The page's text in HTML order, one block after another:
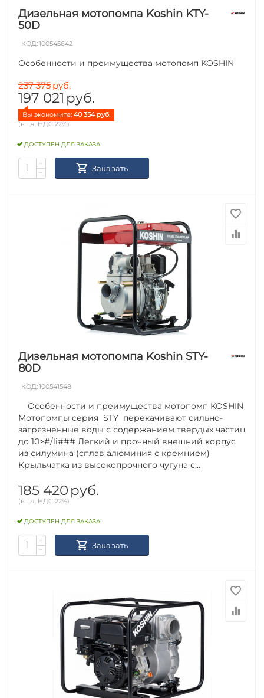
Дизельная мотопомпа Koshin KTY-
50D
КОД:100545642
Особенности и преимущества мотопомп KOSHIN
237 375 руб.
197 021 руб.
Вы экономите: 40 354 руб.
(в т.ч. НДС 22%)
ДОСТУПЕН ДЛЯ ЗАКАЗА
+
−
Заказать
Дизельная мотопомпа Koshin STY-
80D
КОД:100541548
Особенности и преимущества мотопомп KOSHIN
Мотопомпы серия STY перекачивают сильно-
загрязненные воды с содержанием твердых частиц
до 10>#/li### Легкий и прочный внешний корпус
из силумина (сплав алюминия с кремнием)
Крыльчатка из высокопрочного чугуна с...
185 420 руб.
(в т.ч. НДС 22%)
ДОСТУПЕН ДЛЯ ЗАКАЗА
+
−
Заказать